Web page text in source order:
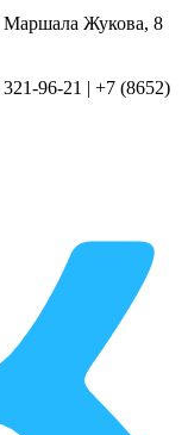
Маршала Жукова, 8
96-21 | +7 (8652)